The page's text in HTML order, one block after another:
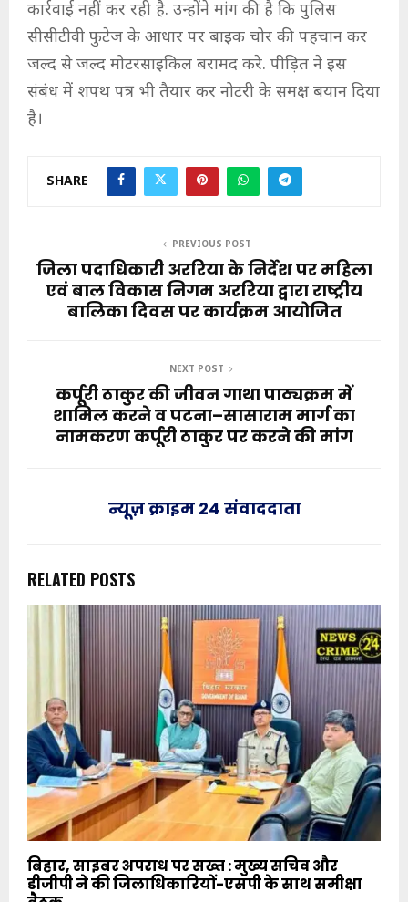
कार्रवाई नहीं कर रही है. उन्होंने मांग की है कि पुलिस
सीसीटीवी फुटेज के आधार पर बाइक चोर की पहचान कर
जल्द से जल्द मोटरसाइकिल बरामद करे. पीड़ित ने इस
संबंध में शपथ पत्र भी तैयार कर नोटरी के समक्ष बयान दिया
है।
SHARE
PREVIOUS POST
जिला पदाधिकारी अररिया के निर्देश पर महिला
एवं बाल विकास निगम अररिया द्वारा राष्ट्रीय
बालिका दिवस पर कार्यक्रम आयोजित
NEXT POST
कर्पूरी ठाकुर की जीवन गाथा पाठ्यक्रम में
शामिल करने व पटना–सासाराम मार्ग का
नामकरण कर्पूरी ठाकुर पर करने की मांग
न्यूज़ क्राइम 24 संवाददाता
RELATED POSTS
बिहार, साइबर अपराध पर सख्त : मुख्य सचिव और
डीजीपी ने की जिलाधिकारियों-एसपी के साथ समीक्षा